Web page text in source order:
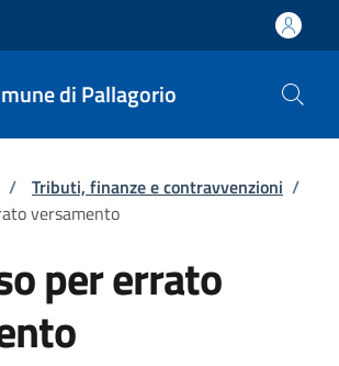
di Pallagorio
pane
/ Tributi, finanze e contravvenzioni /
versamento
per errato